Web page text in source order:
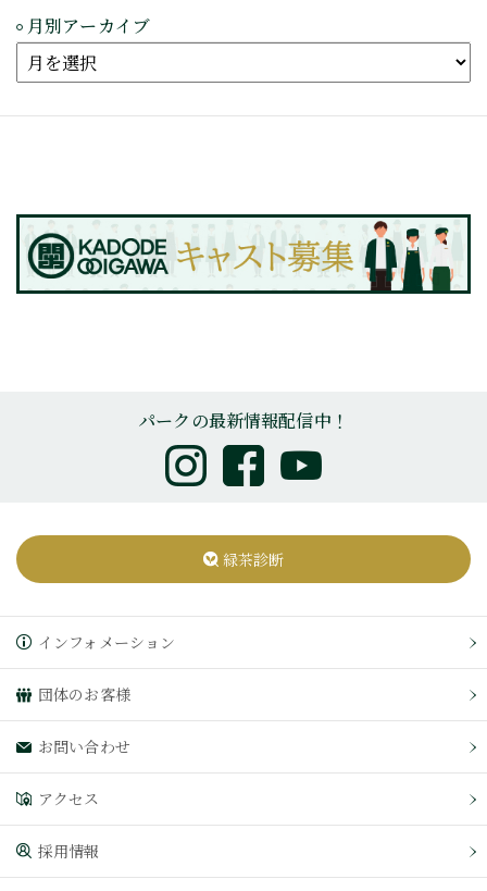
月別アーカイブ
パークの最新情報配信中！
緑茶診断
インフォメーション
団体のお客様
お問い合わせ
アクセス
採用情報